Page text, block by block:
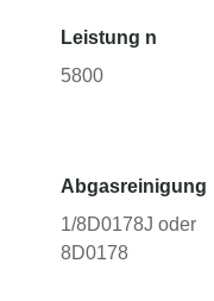
Leistung n
5800
Abgasreinigung
1/8D0178J oder
8D0178